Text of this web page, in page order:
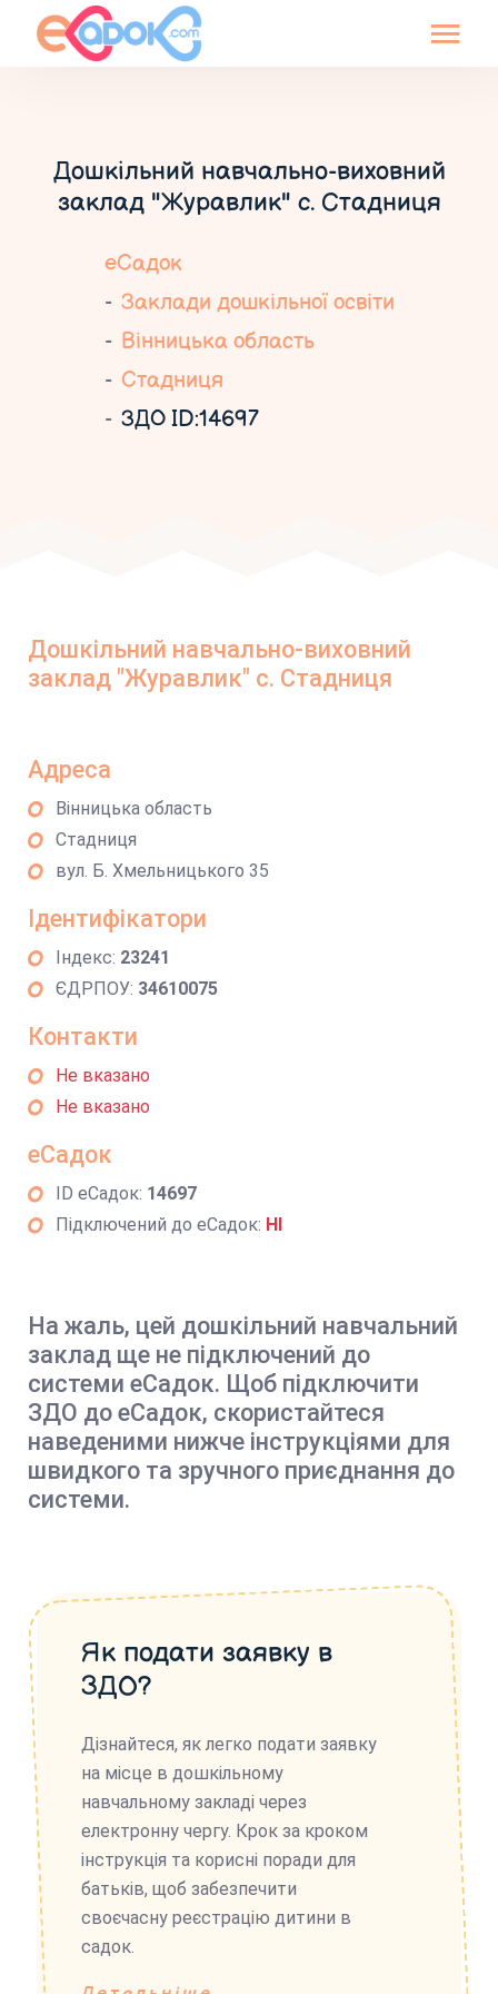
Дошкільний навчально-виховний
заклад "Журавлик" с. Стадниця
еСадок
Заклади дошкільної освіти
Вінницька область
Стадниця
ЗДО ID:14697
Дошкільний навчально-виховний
заклад "Журавлик" с. Стадниця
Адреса
Вінницька область
Стадниця
вул. Б. Хмельницького 35
Ідентифікатори
Індекс: 23241
ЄДРПОУ: 34610075
Контакти
Не вказано
Не вказано
еСадок
ID еСадок: 14697
Підключений до еСадок: НІ
На жаль, цей дошкільний навчальний
заклад ще не підключений до
системи еСадок. Щоб підключити
ЗДО до еСадок, скористайтеся
наведеними нижче інструкціями для
швидкого та зручного приєднання до
системи.
Як подати заявку в
ЗДО?
Дізнайтеся, як легко подати заявку
на місце в дошкільному
навчальному закладі через
електронну чергу. Крок за кроком
інструкція та корисні поради для
батьків, щоб забезпечити
своєчасну реєстрацію дитини в
садок.